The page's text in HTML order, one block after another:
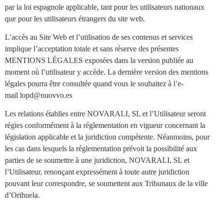
par la loi espagnole applicable, tant pour les utilisateurs nationaux
que pour les utilisateurs étrangers du site web.
L’accès au Site Web et l’utilisation de ses contenus et services
implique l’acceptation totale et sans réserve des présentes
MENTIONS LÉGALES exposées dans la version publiée au
moment où l’utilisateur y accède. La dernière version des mentions
légales pourra être consultée quand vous le souhaitez à l’e-
mail lopd@nuovvo.es
Les relations établies entre NOVARALI, SL et l’Utilisateur seront
régies conformément à la réglementation en vigueur concernant la
législation applicable et la juridiction compétente. Néanmoins, pour
les cas dans lesquels la réglementation prévoit la possibilité aux
parties de se soumettre à une juridiction, NOVARALI, SL et
l’Utilisateur, renonçant expressément à toute autre juridiction
pouvant leur correspondre, se soumettent aux Tribunaux de la ville
d’Orihuela.